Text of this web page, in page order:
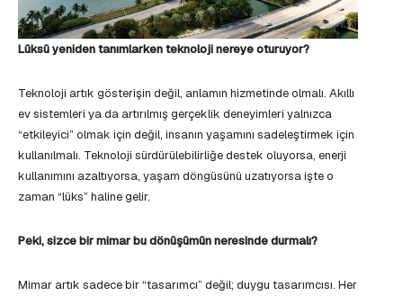
Lüksü yeniden tanımlarken teknoloji nereye oturuyor?
Teknoloji artık gösterişin değil, anlamın hizmetinde olmalı. Akıllı
ev sistemleri ya da artırılmış gerçeklik deneyimleri yalnızca
“etkileyici” olmak için değil, insanın yaşamını sadeleştirmek için
kullanılmalı. Teknoloji sürdürülebilirliğe destek oluyorsa, enerji
kullanımını azaltıyorsa, yaşam döngüsünü uzatıyorsa işte o
zaman “lüks” haline gelir.
Peki, sizce bir mimar bu dönüşümün neresinde durmalı?
Mimar artık sadece bir “tasarımcı” değil; duygu tasarımcısı. Her